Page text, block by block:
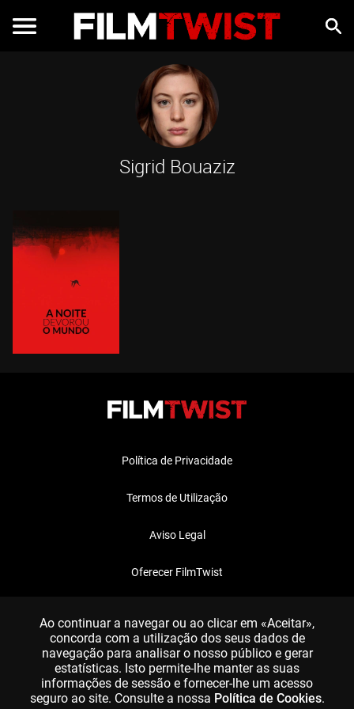
Sigrid Bouaziz
Política de Privacidade
Termos de Utilização
Aviso Legal
Oferecer FilmTwist
Ao continuar a navegar ou ao clicar em «Aceitar»,
concorda com a utilização dos seus dados de
navegação para analisar o nosso público e gerar
estatísticas. Isto permite-lhe manter as suas
informações de sessão e fornecer-lhe um acesso
seguro ao site. Consulte a nossa Política de Cookies.